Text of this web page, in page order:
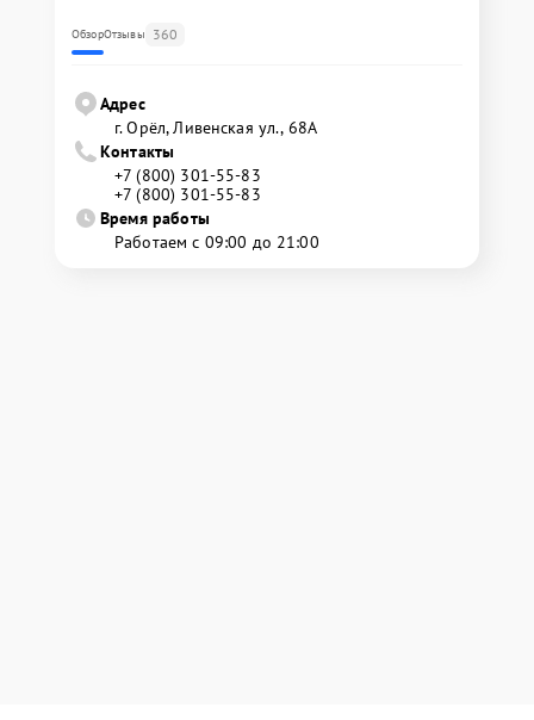
ОбзорОтзывы 360
Адрес
г. Орёл, Ливенская ул., 68А
Контакты
+7 (800) 301-55-83
+7 (800) 301-55-83
Время работы
Работаем с 09:00 до 21:00